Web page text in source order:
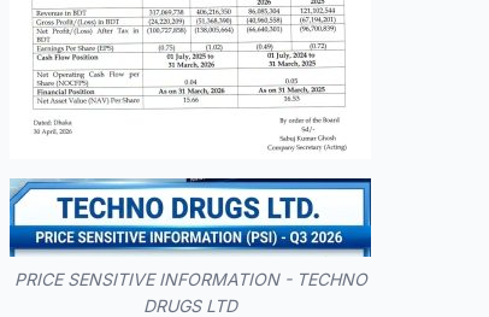
PRICE SENSITIVE INFORMATION - TECHNO
DRUGS LTD